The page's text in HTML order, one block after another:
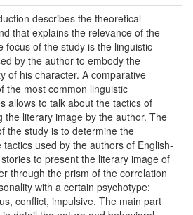
describes the theoretical
that explains the relevance of the
focus of the study is the linguistic
by the author to embody the
of his character. A comparative
the most common linguistic
allows to talk about the tactics of
the literary image by the author. The
the study is to determine the
tactics used by the authors of English-
to present the literary image of
through the prism of the correlation
with a certain psychotype:
conflict, impulsive. The main part